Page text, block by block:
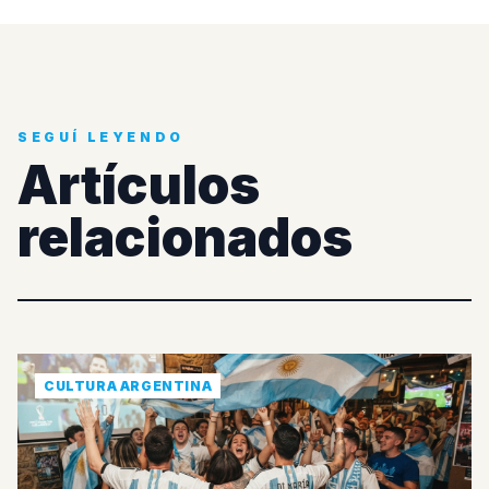
Seguí Leyendo
SEGUÍ LEYENDO
Artículos
relacionados
CULTURA ARGENTINA